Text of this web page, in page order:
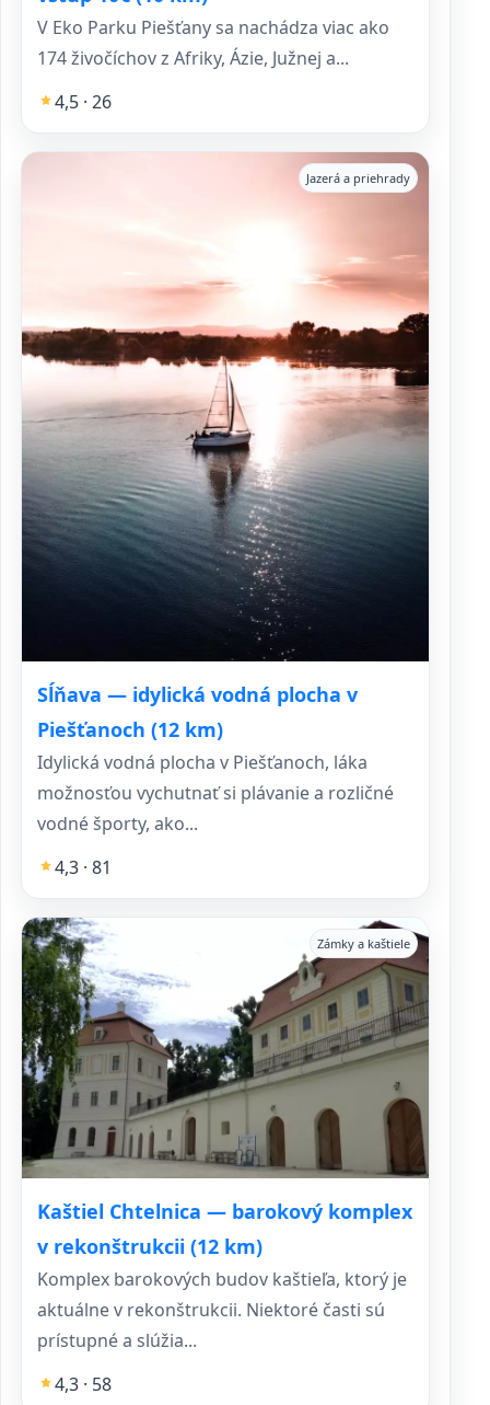
V Eko Parku Piešťany sa nachádza viac ako
174 živočíchov z Afriky, Ázie, Južnej a...
4,5 · 26
Sĺňava — idylická vodná plocha v
Piešťanoch (12 km)
Jazerá a priehrady
Idylická vodná plocha v Piešťanoch, láka
možnosťou vychutnať si plávanie a rozličné
vodné športy, ako...
4,3 · 81
Kaštiel Chtelnica — barokový komplex
v rekonštrukcii (12 km)
Zámky a kaštiele
Komplex barokových budov kaštieľa, ktorý je
aktuálne v rekonštrukcii. Niektoré časti sú
prístupné a slúžia...
4,3 · 58